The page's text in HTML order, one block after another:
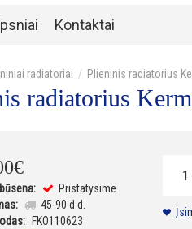
Kontaktai
radiatoriai Plieninis radiatorius
radiatorius
€
Pristatysime
45-90 d.d.
FKO110623